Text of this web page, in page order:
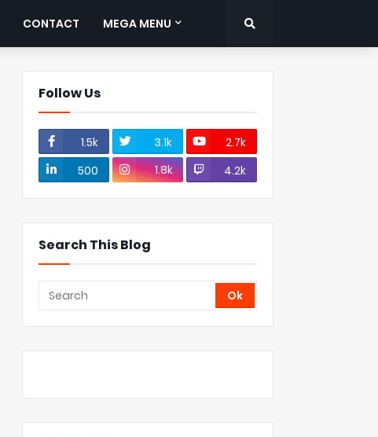
CONTACT MEGA MENU
Follow Us
1.5k 3.1k
2.7k
500
1.8k 4.2k
Search This Blog